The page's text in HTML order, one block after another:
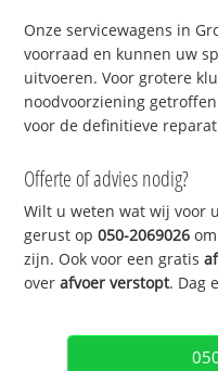
Onze servicewagens in
voorraad en kunnen uw
uitvoeren. Voor grotere
noodvoorziening
voor de definitieve
Offerte of advies nodig?
Wilt u weten wat wij voor
gerust op050-2069026
zijn. Ook voor een gratis
overafvoer verstopt. Dag